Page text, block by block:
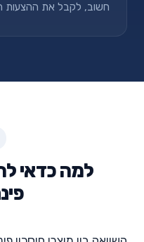
חשוב, לקבל את ההצעות
למה כדאי